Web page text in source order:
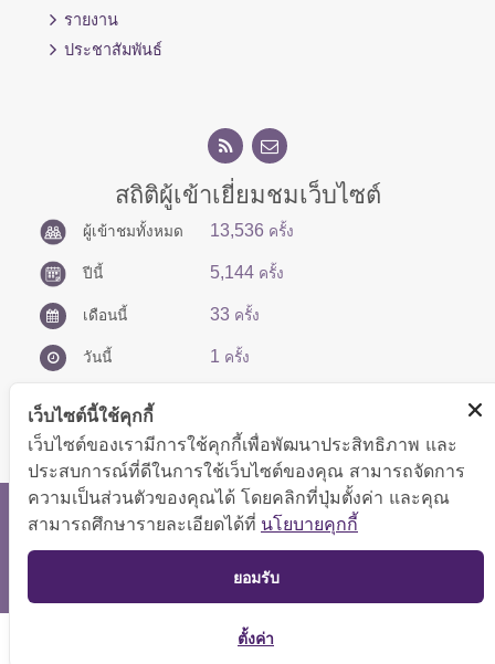
รายงาน
ประชาสัมพันธ์
สถิติผู้เข้าเยี่ยมชมเว็บไซต์
ผู้เข้าชมทั้งหมด 13,536 ครั้ง
ปีนี้ 5,144 ครั้ง
เดือนนี้ 33 ครั้ง
วันนี้ 1 ครั้ง
สงวนลิขสิทธิ์ © 2566 กองบริหารการคลัง
แสดงผลได้ดีที่ขนาดหน้าจอ 1024x768 pixel
แผนผังเว็บไซต์
TOP
เว็บไซต์นี้ใช้คุกกี้
เว็บไซต์ของเรามีการใช้คุกกี้เพื่อพัฒนาประสิทธิภาพ และ
ประสบการณ์ที่ดีในการใช้เว็บไซต์ของคุณ สามารถจัดการ
ความเป็นส่วนตัวของคุณได้ โดยคลิกที่ปุ่มตั้งค่า และคุณ
สามารถศึกษารายละเอียดได้ที่ นโยบายคุกกี้
ยอมรับ
ตั้งค่า